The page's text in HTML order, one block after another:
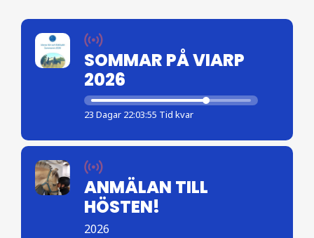
SOMMAR PÅ VIARP
2026
23 Dagar 22:03:54 Tid kvar
ANMÄLAN TILL
HÖSTEN!
2026